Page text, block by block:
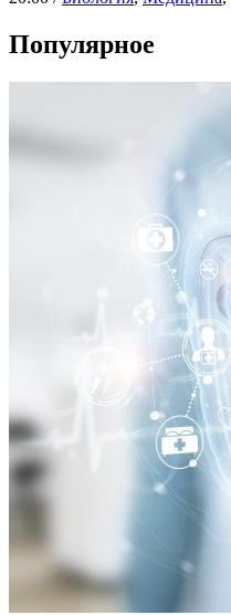
Популярное